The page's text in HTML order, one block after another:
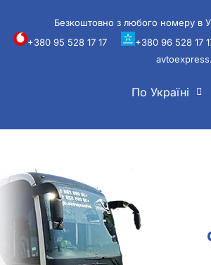
Безкоштовно з любого номеру в
+380 95 528 17 17 +380 96 528 17
По Україні